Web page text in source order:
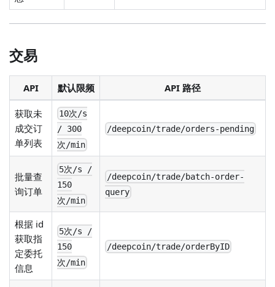
交易
API 默认限频 API 路径
获取未
成交订
单列表
10次/s
/ 300
次/min
/deepcoin/trade/orders-pending
批量查
询订单
5次/s /
150
次/min
/deepcoin/trade/batch-order-
query
根据 id
获取指
定委托
信息
5次/s /
150
次/min
/deepcoin/trade/orderByID